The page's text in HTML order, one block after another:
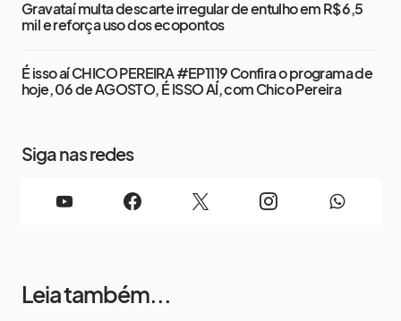
Gravataí multa descarte irregular de entulho em R$ 6,5
mil e reforça uso dos ecopontos
É isso aí CHICO PEREIRA #EP1119 Confira o programa de
hoje, 06 de AGOSTO, É ISSO AÍ, com Chico Pereira
Siga nas redes
Leia também...